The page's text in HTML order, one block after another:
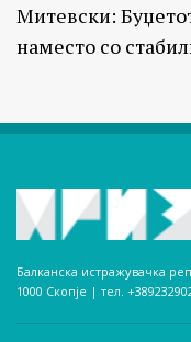
Митевски:
наместо со
Балканска истражувачка
1000 Скопје | тел.